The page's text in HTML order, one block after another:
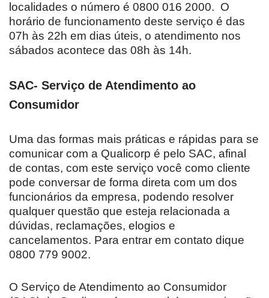
localidades o número é 0800 016 2000. O
horário de funcionamento deste serviço é das
07h às 22h em dias úteis, o atendimento nos
sábados acontece das 08h às 14h.
SAC- Serviço de Atendimento ao
Consumidor
Uma das formas mais práticas e rápidas para se
comunicar com a Qualicorp é pelo SAC, afinal
de contas, com este serviço você como cliente
pode conversar de forma direta com um dos
funcionários da empresa, podendo resolver
qualquer questão que esteja relacionada a
dúvidas, reclamações, elogios e
cancelamentos. Para entrar em contato dique
0800 779 9002.
O Serviço de Atendimento ao Consumidor